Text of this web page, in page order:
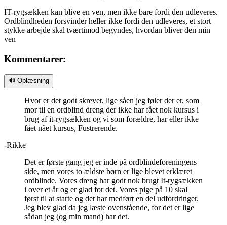
IT-rygsækken kan blive en ven, men ikke bare fordi den udleveres.
Ordblindheden forsvinder heller ikke fordi den udleveres, et stort
stykke arbejde skal tværtimod begyndes, hvordan bliver den min
ven
Kommentarer:
🔊 Oplæsning
Hvor er det godt skrevet, lige såen jeg føler der er, som
mor til en ordblind dreng der ikke har fået nok kursus i
brug af it-rygsækken og vi som forældre, har eller ikke
fået nået kursus, Fustrerende.
-Rikke
Det er første gang jeg er inde på ordblindeforeningens
side, men vores to ældste børn er lige blevet erklæret
ordblinde. Vores dreng har godt nok brugt It-rygsækken
i over et år og er glad for det. Vores pige på 10 skal
først til at starte og det har medført en del udfordringer.
Jeg blev glad da jeg læste ovenstående, for det er lige
sådan jeg (og min mand) har det.